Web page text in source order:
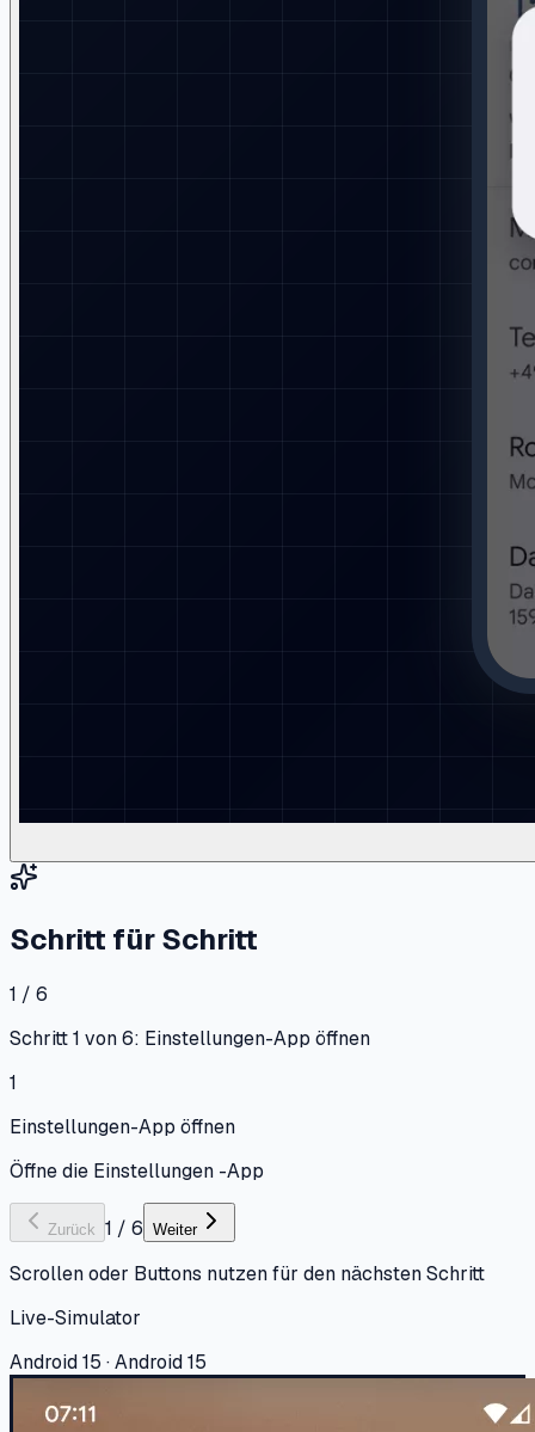
Schritt für Schritt
1 / 6
Schritt 1 von 6: Einstellungen-App öffnen
1
Einstellungen-App öffnen
Öffne die Einstellungen -App
Zurück 1 / 6 Weiter
Scrollen oder Buttons nutzen für den nächsten Schritt
Live-Simulator
Android 15 · Android 15